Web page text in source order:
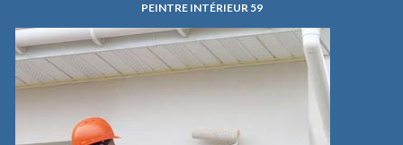
PEINTRE INTÉRIEUR 59